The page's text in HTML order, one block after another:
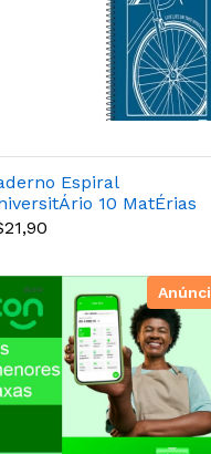
Espiral
10 MatÉrias
200 Folhas - Tilibra -